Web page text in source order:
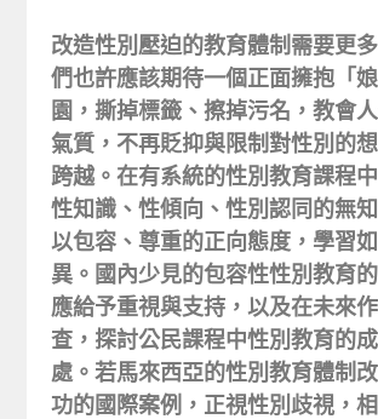
改造性別壓迫的教育體制需要更
們也許應該期待一個正面擁抱「
園，撕掉標籤、擦掉污名，教會
氣質，不再貶抑與限制對性別的
跨越。在有系統的性別教育課程
性知識、性傾向、性別認同的無
以包容、尊重的正向態度，學習
異。國內少見的包容性性別教育
應給予重視與支持，以及在未來
查，探討公民課程中性別教育的
處。若馬來西亞的性別教育體制
功的國際案例，正視性別歧視，